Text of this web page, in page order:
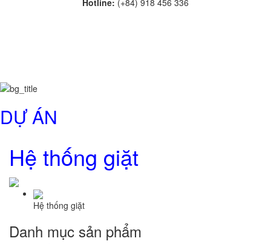
DỰ ÁN
Hệ thống giặt
Hệ thống giặt
Danh mục sản phẩm